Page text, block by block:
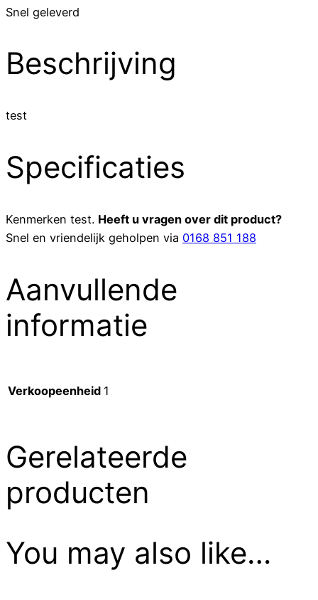
Snel geleverd
Beschrijving
test
Specificaties
Kenmerken test. Heeft u vragen over dit product?
Snel en vriendelijk geholpen via 0168 851 188
Aanvullende
informatie
Verkoopeenheid 1
Gerelateerde
producten
You may also like…